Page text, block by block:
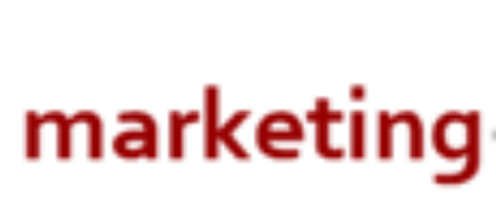
Jobs und Stellenangebote im
Marketing